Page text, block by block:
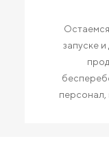
Остаемся
запуске
персонал,